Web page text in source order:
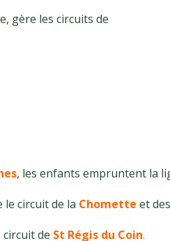
gère les circuits de
, les enfants empruntent la
le circuit de la Chomette et des
circuit de St Régis du Coin.